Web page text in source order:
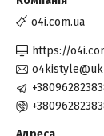
o4i.com.ua
https://